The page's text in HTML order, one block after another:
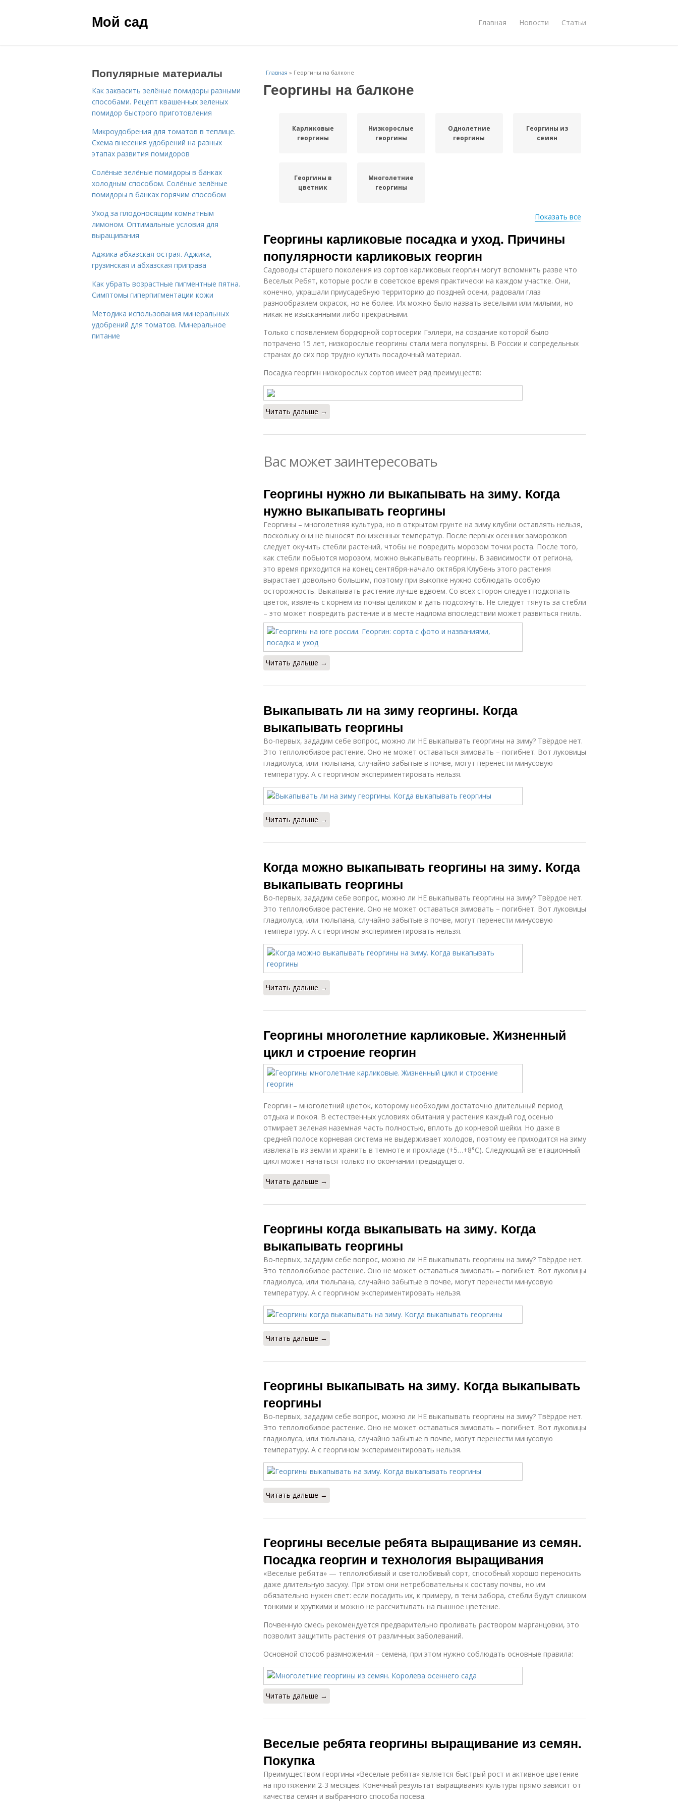
Мой сад Главная Новости Статьи
Главная » Георгины на балконе
Георгины на балконе
Карликовые
георгины
Низкорослые
георгины
Однолетние
георгины
Георгины из
семян
Георгины в
цветник
Многолетние
георгины
Показать все
Георгины карликовые посадка и уход. Причины
популярности карликовых георгин
Садоводы старшего поколения из сортов карликовых георгин могут вспомнить разве что
Веселых Ребят, которые росли в советское время практически на каждом участке. Они,
конечно, украшали приусадебную территорию до поздней осени, радовали глаз
разнообразием окрасок, но не более. Их можно было назвать веселыми или милыми, но
никак не изысканными либо прекрасными.
Только с появлением бордюрной сортосерии Гэллери, на создание которой было
потрачено 15 лет, низкорослые георгины стали мега популярны. В России и сопредельных
странах до сих пор трудно купить посадочный материал.
Посадка георгин низкорослых сортов имеет ряд преимуществ:
Читать дальше →
Вас может заинтересовать
Георгины нужно ли выкапывать на зиму. Когда
нужно выкапывать георгины
Георгины – многолетняя культура, но в открытом грунте на зиму клубни оставлять нельзя,
поскольку они не выносят пониженных температур. После первых осенних заморозков
следует окучить стебли растений, чтобы не повредить морозом точки роста. После того,
как стебли побьются морозом, можно выкапывать георгины. В зависимости от региона,
это время приходится на конец сентября-начало октября.Клубень этого растения
вырастает довольно большим, поэтому при выкопке нужно соблюдать особую
осторожность. Выкапывать растение лучше вдвоем. Со всех сторон следует подкопать
цветок, извлечь с корнем из почвы целиком и дать подсохнуть. Не следует тянуть за стебли
– это может повредить растение и в месте надлома впоследствии может развиться гниль.
Читать дальше →
Выкапывать ли на зиму георгины. Когда
выкапывать георгины
Во-первых, зададим себе вопрос, можно ли НЕ выкапывать георгины на зиму? Твёрдое нет.
Это теплолюбивое растение. Оно не может оставаться зимовать – погибнет. Вот луковицы
гладиолуса, или тюльпана, случайно забытые в почве, могут перенести минусовую
температуру. А с георгином экспериментировать нельзя.
Читать дальше →
Когда можно выкапывать георгины на зиму. Когда
выкапывать георгины
Во-первых, зададим себе вопрос, можно ли НЕ выкапывать георгины на зиму? Твёрдое нет.
Это теплолюбивое растение. Оно не может оставаться зимовать – погибнет. Вот луковицы
гладиолуса, или тюльпана, случайно забытые в почве, могут перенести минусовую
температуру. А с георгином экспериментировать нельзя.
Читать дальше →
Георгины многолетние карликовые. Жизненный
цикл и строение георгин
Георгин – многолетний цветок, которому необходим достаточно длительный период
отдыха и покоя. В естественных условиях обитания у растения каждый год осенью
отмирает зеленая наземная часть полностью, вплоть до корневой шейки. Но даже в
средней полосе корневая система не выдерживает холодов, поэтому ее приходится на зиму
извлекать из земли и хранить в темноте и прохладе (+5…+8°С). Следующий вегетационный
цикл может начаться только по окончании предыдущего.
Читать дальше →
Георгины когда выкапывать на зиму. Когда
выкапывать георгины
Во-первых, зададим себе вопрос, можно ли НЕ выкапывать георгины на зиму? Твёрдое нет.
Это теплолюбивое растение. Оно не может оставаться зимовать – погибнет. Вот луковицы
гладиолуса, или тюльпана, случайно забытые в почве, могут перенести минусовую
температуру. А с георгином экспериментировать нельзя.
Читать дальше →
Георгины выкапывать на зиму. Когда выкапывать
георгины
Во-первых, зададим себе вопрос, можно ли НЕ выкапывать георгины на зиму? Твёрдое нет.
Это теплолюбивое растение. Оно не может оставаться зимовать – погибнет. Вот луковицы
гладиолуса, или тюльпана, случайно забытые в почве, могут перенести минусовую
температуру. А с георгином экспериментировать нельзя.
Читать дальше →
Георгины веселые ребята выращивание из семян.
Посадка георгин и технология выращивания
«Веселые ребята» — теплолюбивый и светолюбивый сорт, способный хорошо переносить
даже длительную засуху. При этом они нетребовательны к составу почвы, но им
обязательно нужен свет: если посадить их, к примеру, в тени забора, стебли будут слишком
тонкими и хрупкими и можно не рассчитывать на пышное цветение.
Почвенную смесь рекомендуется предварительно проливать раствором марганцовки, это
позволит защитить растения от различных заболеваний.
Основной способ размножения – семена, при этом нужно соблюдать основные правила:
Читать дальше →
Веселые ребята георгины выращивание из семян.
Покупка
Преимуществом георгины «Веселые ребята» является быстрый рост и активное цветение
на протяжении 2-3 месяцев. Конечный результат выращивания культуры прямо зависит от
качества семян и выбранного способа посева.
Популярные материалы
Как заквасить зелёные помидоры разными
способами. Рецепт квашенных зеленых
помидор быстрого приготовления
Микроудобрения для томатов в теплице.
Схема внесения удобрений на разных
этапах развития помидоров
Солёные зелёные помидоры в банках
холодным способом. Солёные зелёные
помидоры в банках горячим способом
Уход за плодоносящим комнатным
лимоном. Оптимальные условия для
выращивания
Аджика абхазская острая. Аджика,
грузинская и абхазская приправа
Как убрать возрастные пигментные пятна.
Симптомы гиперпигментации кожи
Методика использования минеральных
удобрений для томатов. Минеральное
питание